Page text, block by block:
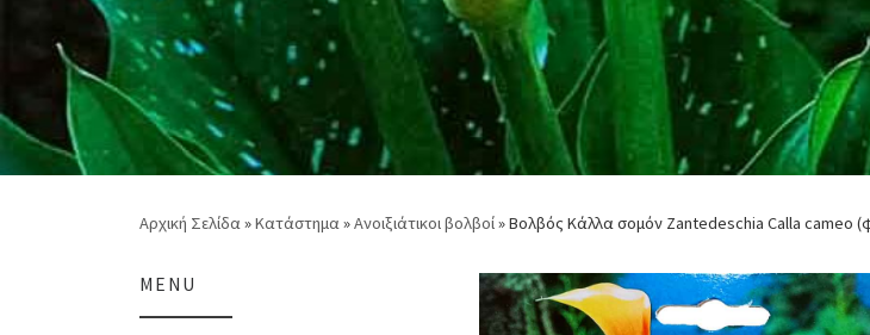
Αρχική Σελίδα »Κατάστημα »Ανοιξιάτικοι βολβοί»Βολβός Κάλλα σομόν Zantedeschia Calla cameo
MENU